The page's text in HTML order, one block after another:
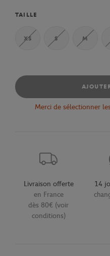
TAILLE
XS S M
Merci de sélectionner
Livraison offerte
en France
dès 80€ (voir
conditions)
14